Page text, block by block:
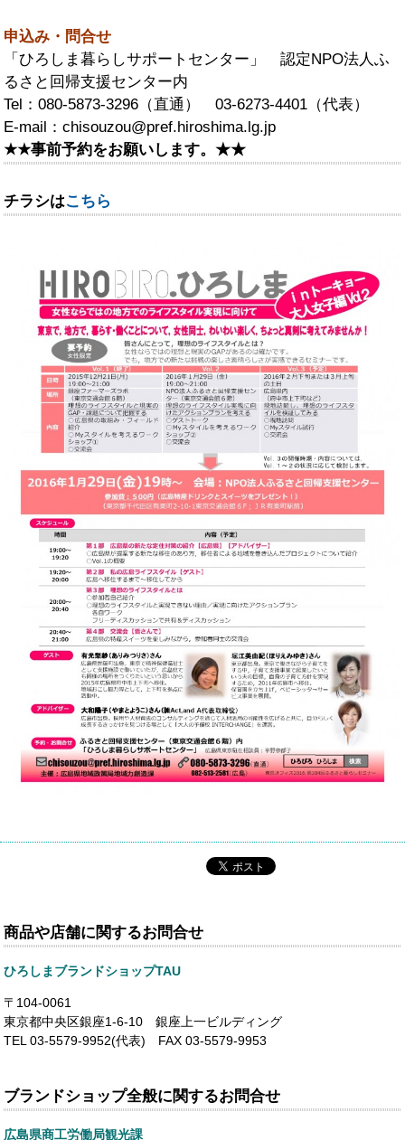
申込み・問合せ
「ひろしま暮らしサポートセンター」 認定NPO法人ふ
るさと回帰支援センター内
Tel：080-5873-3296（直通） 03-6273-4401（代表）
E-mail：chisouzou@pref.hiroshima.lg.jp
★★事前予約をお願いします。★★
チラシはこちら
商品や店舗に関するお問合せ
ひろしまブランドショップTAU
〒104-0061
東京都中央区銀座1-6-10 銀座上一ビルディング
TEL 03-5579-9952(代表) FAX 03-5579-9953
ブランドショップ全般に関するお問合せ
広島県商工労働局観光課